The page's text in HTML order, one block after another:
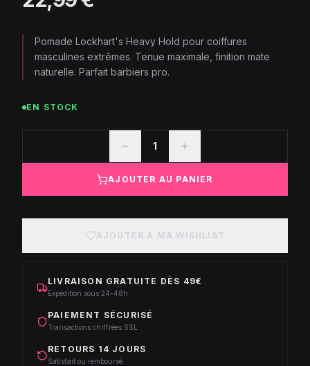
Pomade Lockhart's Heavy Hold pour coiffures
masculines extrêmes. Tenue maximale, finition mate
naturelle. Parfait barbiers pro.
EN STOCK
1
AJOUTER AU PANIER
AJOUTER À MA WISHLIST
LIVRAISON GRATUITE DÈS 49€
Expédition sous 24-48h
PAIEMENT SÉCURISÉ
Transactions chiffrées SSL
RETOURS 14 JOURS
Satisfait ou remboursé